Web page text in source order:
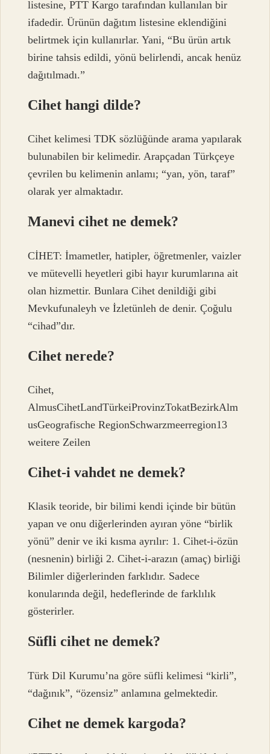
listesine, PTT Kargo tarafından kullanılan bir
ifadedir. Ürünün dağıtım listesine eklendiğini
belirtmek için kullanırlar. Yani, “Bu ürün artık
birine tahsis edildi, yönü belirlendi, ancak henüz
dağıtılmadı.”
Cihet hangi dilde?
Cihet kelimesi TDK sözlüğünde arama yapılarak
bulunabilen bir kelimedir. Arapçadan Türkçeye
çevrilen bu kelimenin anlamı; “yan, yön, taraf”
olarak yer almaktadır.
Manevi cihet ne demek?
CİHET: İmametler, hatipler, öğretmenler, vaizler
ve mütevelli heyetleri gibi hayır kurumlarına ait
olan hizmettir. Bunlara Cihet denildiği gibi
Mevkufunaleyh ve İzletünleh de denir. Çoğulu
“cihad”dır.
Cihet nerede?
Cihet,
AlmusCihetLandTürkeiProvinzTokatBezirkAlm
usGeografische RegionSchwarzmeerregion13
weitere Zeilen
Cihet-i vahdet ne demek?
Klasik teoride, bir bilimi kendi içinde bir bütün
yapan ve onu diğerlerinden ayıran yöne “birlik
yönü” denir ve iki kısma ayrılır: 1. Cihet-i-özün
(nesnenin) birliği 2. Cihet-i-arazın (amaç) birliği
Bilimler diğerlerinden farklıdır. Sadece
konularında değil, hedeflerinde de farklılık
gösterirler.
Süfli cihet ne demek?
Türk Dil Kurumu’na göre süfli kelimesi “kirli”,
“dağınık”, “özensiz” anlamına gelmektedir.
Cihet ne demek kargoda?